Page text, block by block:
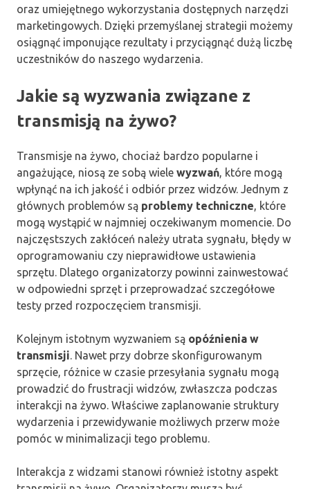
oraz umiejętnego wykorzystania dostępnych narzędzi
marketingowych. Dzięki przemyślanej strategii możemy
osiągnąć imponujące rezultaty i przyciągnąć dużą liczbę
uczestników do naszego wydarzenia.
Jakie są wyzwania związane z
transmisją na żywo?
Transmisje na żywo, chociaż bardzo popularne i
angażujące, niosą ze sobą wiele wyzwań, które mogą
wpłynąć na ich jakość i odbiór przez widzów. Jednym z
głównych problemów są problemy techniczne, które
mogą wystąpić w najmniej oczekiwanym momencie. Do
najczęstszych zakłóceń należy utrata sygnału, błędy w
oprogramowaniu czy nieprawidłowe ustawienia
sprzętu. Dlatego organizatorzy powinni zainwestować
w odpowiedni sprzęt i przeprowadzać szczegółowe
testy przed rozpoczęciem transmisji.
Kolejnym istotnym wyzwaniem są opóźnienia w
transmisji. Nawet przy dobrze skonfigurowanym
sprzęcie, różnice w czasie przesyłania sygnału mogą
prowadzić do frustracji widzów, zwłaszcza podczas
interakcji na żywo. Właściwe zaplanowanie struktury
wydarzenia i przewidywanie możliwych przerw może
pomóc w minimalizacji tego problemu.
Interakcja z widzami stanowi również istotny aspekt